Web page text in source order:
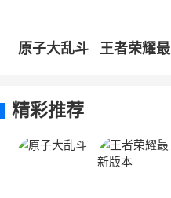
原子大乱斗
王者荣耀最
精彩推荐